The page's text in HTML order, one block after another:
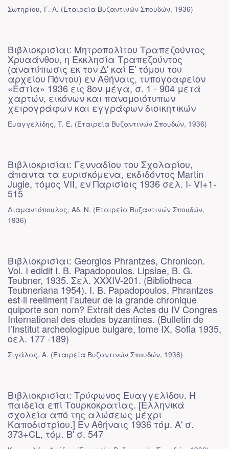
Σωτηρίου, Γ. Α. (Εταιρεία Βυζαντινών Σπουδών, 1936)
Βιβλιοκρισίαι: Μητροπολίτου Τραπεζούντος
Χρυαάνθου, η Εκκλησία Τραπεζούντος
(ανατύπωσις εκ τον Δ' καί Ε' τόμου του
αρχείου Πόντου) εν Αθήναις, τυπογοαφείον
«Εστία» 1936 εις 8ον μέγα, σ. 1 - 904 μετά
χαρτών, εικόνων και πανομοιότυπων
χειρογράφων και εγγράφων διοικητικών
Ευαγγελίδης, Τ. Ε. (Εταιρεία Βυζαντινών Σπουδών, 1936)
Βιβλιοκρισίαι: Γενναδίου του Σχολαρίου,
άπαντα τα ευρισκόμενα, εκδιδόντος Martin
Jugie, τόμος VII, εν Παρισίοις 1936 σελ. I- VI+1-
515
Διαμαντόπουλος, Αδ. Ν. (Εταιρεία Βυζαντινών Σπουδών,
1936)
Βιβλιοκρισίαι: Georgios Phrantzes, Chronicon.
Vol. I edidit I. B. Papadopoulos. Lipsiae, B. G.
Teubner, 1935. Σελ. XXXIV-201. (Bibliotheca
Teubneriana 1954). I. B. Papadopoulos, Phrantzes
est-il reellment l’auteur de la grande chronique
quiporte son nom? Extrait des Actes du IV Congres
International des etudes byzantines. (Bulletin de
I’Institut archeologipue bulgare, tome IX, Sofia 1935,
οελ. 177 -189)
Σιγάλας, Α. (Εταιρεία Βυζαντινών Σπουδών, 1936)
Βιβλιοκρισίαι: Τρύφωνος Ευαγγελίδου. Η
παιδεία επί Τουρκοκρατίας. [Ελληνικά
σχολεία από της αλώσεως μέχρι
Καποδιστρίου.] Εν Αθήναις 1936 τόμ. Α' σ.
373+CL, τόμ. Β' σ. 547